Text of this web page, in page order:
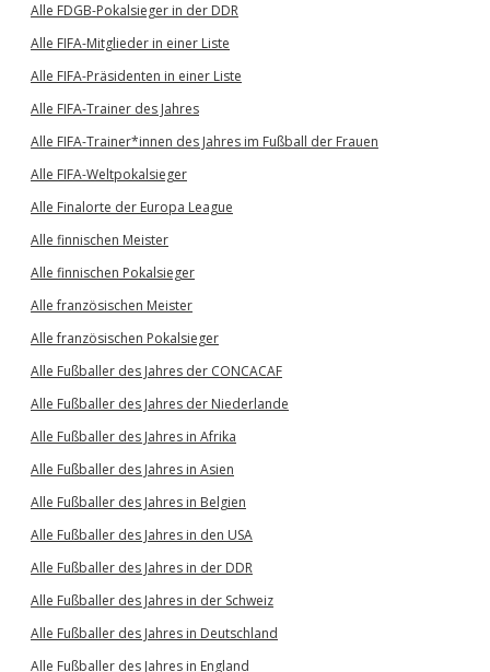
Alle FDGB-Pokalsieger in der DDR
Alle FIFA-Mitglieder in einer Liste
Alle FIFA-Präsidenten in einer Liste
Alle FIFA-Trainer des Jahres
Alle FIFA-Trainer*innen des Jahres im Fußball der Frauen
Alle FIFA-Weltpokalsieger
Alle Finalorte der Europa League
Alle finnischen Meister
Alle finnischen Pokalsieger
Alle französischen Meister
Alle französischen Pokalsieger
Alle Fußballer des Jahres der CONCACAF
Alle Fußballer des Jahres der Niederlande
Alle Fußballer des Jahres in Afrika
Alle Fußballer des Jahres in Asien
Alle Fußballer des Jahres in Belgien
Alle Fußballer des Jahres in den USA
Alle Fußballer des Jahres in der DDR
Alle Fußballer des Jahres in der Schweiz
Alle Fußballer des Jahres in Deutschland
Alle Fußballer des Jahres in England